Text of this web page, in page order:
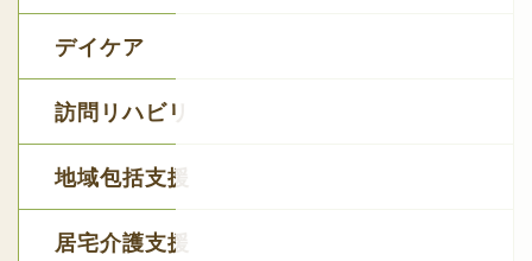
デイケア
訪問リハビリ
地域包括支援
居宅介護支援